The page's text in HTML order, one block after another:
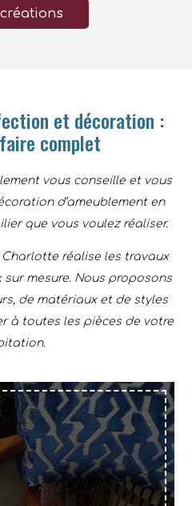
et décoration :
complet
vous conseille et vous
d’ameublement en
que vous voulez réaliser.
Charlotte réalise les travaux
mesure. Nous proposons
de matériaux et de styles
à toutes les pièces de votre